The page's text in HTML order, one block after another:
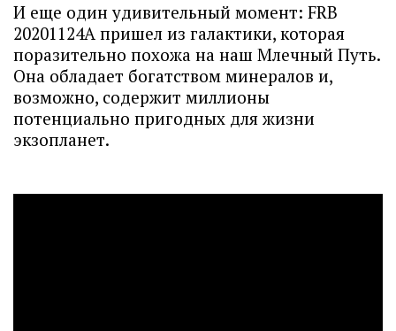
И еще один удивительный момент: FRB
20201124А пришел из галактики, которая
поразительно похожа на наш Млечный Путь.
Она обладает богатством минералов и,
возможно, содержит миллионы
потенциально пригодных для жизни
экзопланет.